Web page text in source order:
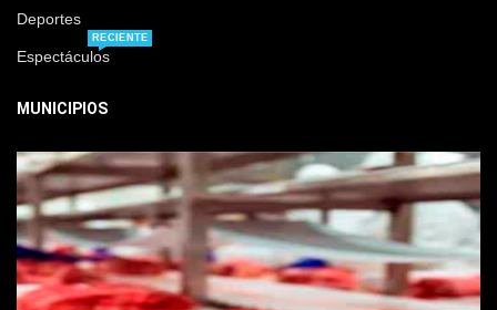
Deportes
Espectáculos
RECIENTE
MUNICIPIOS